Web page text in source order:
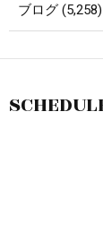
ブログ (5,258)